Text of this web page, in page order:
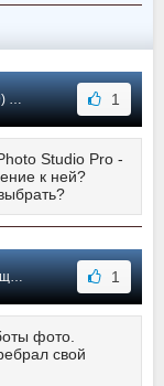
1
Studio Pro -
к ней?
1
фото.
свой